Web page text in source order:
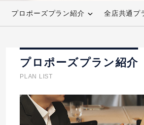
プロポーズプラン紹介 全店共通プ
プロポーズプラン紹介
PLAN LIST
プロポーズサポートの流れ
スペシャルプロポーズイベント
プロポーズアイテム
プロポーズ知恵袋
プロポーズ意識調査結果一覧
アイプリモについて